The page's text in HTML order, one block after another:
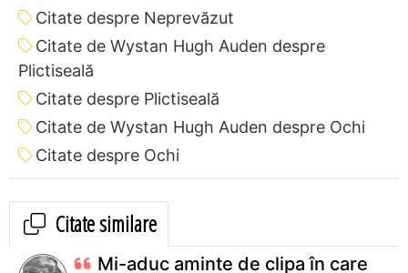
Citate despre Neprevăzut
Citate de Wystan Hugh Auden despre
Plictiseală
Citate despre Plictiseală
Citate de Wystan Hugh Auden despre Ochi
Citate despre Ochi
Citate similare
Mi-aduc aminte de clipa în care